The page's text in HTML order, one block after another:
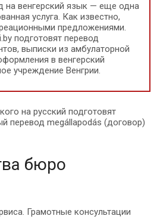
на венгерский язык — еще одна
услуга. Как известно,
предложениями.
подготовят перевод
выписки из амбулаторной
в венгерский
учреждение Венгрии.
на русский подготовят
перевод megállapodás (договор)
бюро
Грамотные консультации